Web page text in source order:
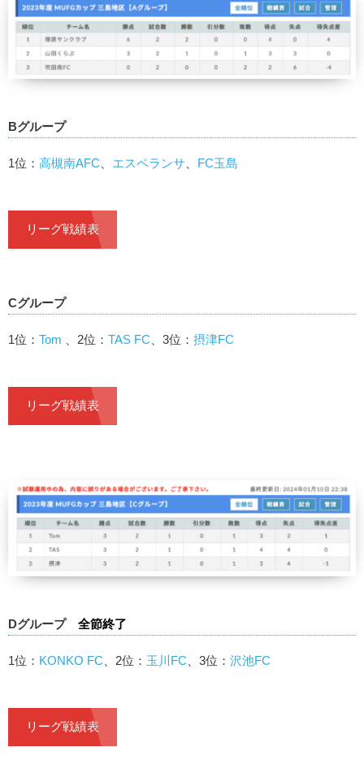
Bグループ
1位： 高槻南AFC エスペランサ FC玉島
リーグ戦績表
Cグループ
1位： Tom 、2位： TAS FC 、3位： 摂津FC
リーグ戦績表
Dグループ 全節終了
1位： KONKO FC 、2位： 玉川FC 、3位： 沢池FC
リーグ戦績表